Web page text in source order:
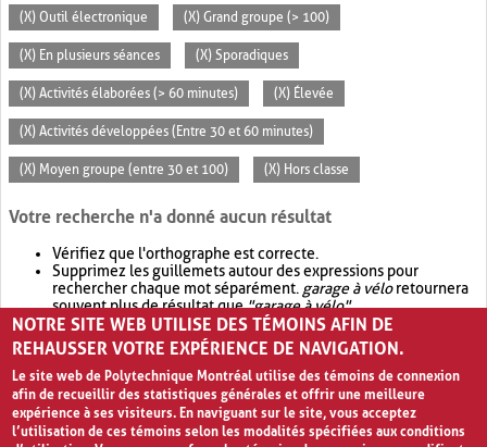
(X) Outil électronique (X) Grand groupe (> 100)
(X) En plusieurs séances (X) Sporadiques
(X) Activités élaborées (> 60 minutes) (X) Élevée
(X) Activités développées (Entre 30 et 60 minutes)
(X) Moyen groupe (entre 30 et 100) (X) Hors classe
Votre recherche n'a donné aucun résultat
Vérifiez que l'orthographe est correcte.
Supprimez les guillemets autour des expressions pour
rechercher chaque mot séparément. garage à véloretournera
souvent plus de résultat que"garage à vélo".
Envisagez d'élargir votre recherche avec OR.garage OR vélo
retournera souvent plus de résultat quegarage à vélo
NOTRE SITE WEB UTILISE DES TÉMOINS AFIN DE
REHAUSSER VOTRE EXPÉRIENCE DE NAVIGATION.
Le site web de Polytechnique Montréal utilise des témoins de connexion
afin de recueillir des statistiques générales et offrir une meilleure
expérience à ses visiteurs. En naviguant sur le site, vous acceptez
l’utilisation de ces témoins selon les modalités spécifiées aux conditions